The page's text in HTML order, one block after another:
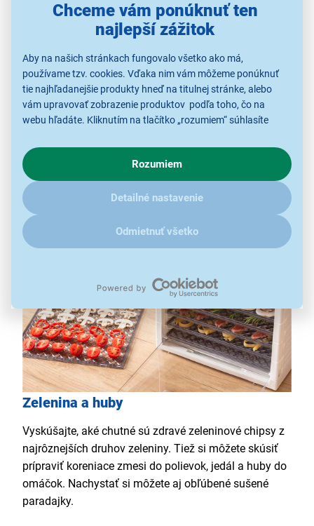
Chceme vám ponúknuť ten
najlepší zážitok
Aby na našich stránkach fungovalo všetko ako má,
používame tzv. cookies. Vďaka nim vám môžeme ponúknuť
tie najhľadanejšie produkty hneď na titulnej stránke, alebo
vám upravovať zobrazenie produktov podľa toho, čo na
webu hľadáte. Kliknutím na tlačítko „rozumiem“ súhlasíte
o chovaní na webe pre zobrazovaní cielených reklám.
V prípade že vás zaujímajú detaily, ako u nás s cookies a
ďalšími údaji pracujeme, kliknitesem.
Rozumiem
Detailné nastavenie
Odmietnuť všetko
Ovocie
Po usušení je chuť ovocia intenzívnejšia. Je ideálne
sušené ovocie maškrtiť len tak alebo ho pridávať
napríklad do kaší, jogurtov, mlieka. Môžete si z neho
vyrobiť aj vlastný ovocný čaj.
Zelenina a huby
Vyskúšajte, aké chutné sú zdravé zeleninové chipsy z
najrôznejších druhov zeleniny. Tiež si môžete skúsiť
prípraviť koreniace zmesi do polievok, jedál a huby do
omáčok. Nachystať si môžete aj obľúbené sušené
paradajky.